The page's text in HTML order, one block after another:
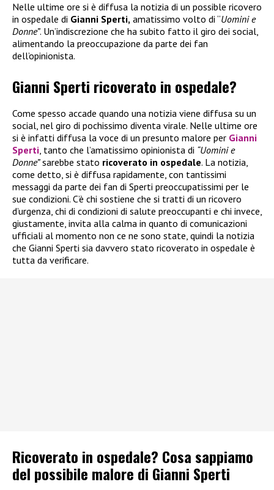
Nelle ultime ore si è diffusa la notizia di un possible ricovero
in ospedale di Gianni Sperti, amatissimo volto di “Uomini e
Donne”. Un’indiscrezione che ha subito fatto il giro dei social,
alimentando la preoccupazione da parte dei fan
dell’opinionista.
Gianni Sperti ricoverato in ospedale?
Come spesso accade quando una notizia viene diffusa su un
social, nel giro di pochissimo diventa virale. Nelle ultime ore
si è infatti diffusa la voce di un presunto malore per Gianni
Sperti, tanto che l’amatissimo opinionista di “Uomini e
Donne”sarebbe stato ricoverato in ospedale. La notizia,
come detto, si è diffusa rapidamente, con tantissimi
messaggi da parte dei fan di Sperti preoccupatissimi per le
sue condizioni. C’è chi sostiene che si tratti di un ricovero
d’urgenza, chi di condizioni di salute preoccupanti e chi invece,
giustamente, invita alla calma in quanto di comunicazioni
ufficiali al momento non ce ne sono state, quindi la notizia
che Gianni Sperti sia davvero stato ricoverato in ospedale è
tutta da verificare.
Ricoverato in ospedale? Cosa sappiamo
del possibile malore di Gianni Sperti